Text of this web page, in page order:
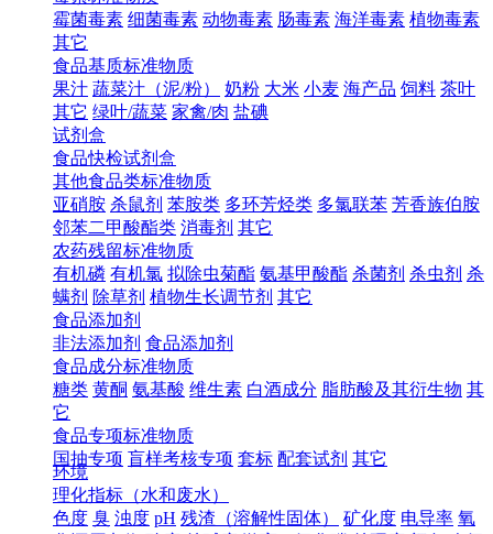
霉菌毒素 细菌毒素 动物毒素 肠毒素 海洋毒素 植物毒素
其它
食品基质标准物质
果汁 蔬菜汁（泥/粉） 奶粉 大米 小麦 海产品 饲料 茶叶
其它 绿叶/蔬菜 家禽/肉 盐碘
试剂盒
食品快检试剂盒
其他食品类标准物质
亚硝胺 杀鼠剂 苯胺类 多环芳烃类 多氯联苯 芳香族伯胺
邻苯二甲酸酯类 消毒剂 其它
农药残留标准物质
有机磷 有机氯 拟除虫菊酯 氨基甲酸酯 杀菌剂 杀虫剂 杀
螨剂 除草剂 植物生长调节剂 其它
食品添加剂
非法添加剂 食品添加剂
食品成分标准物质
糖类 黄酮 氨基酸 维生素 白酒成分 脂肪酸及其衍生物 其
它
食品专项标准物质
国抽专项 盲样考核专项 套标 配套试剂 其它
环境
理化指标（水和废水）
色度 臭 浊度 pH 残渣（溶解性固体） 矿化度 电导率 氧